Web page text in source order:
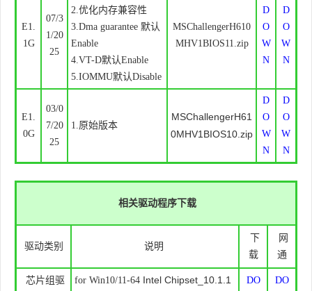
E1.
1G
07/3
1/20
25
2.优化内存兼容性
3.Dma guarantee 默认
Enable
4.VT-D默认Enable
5.IOMMU默认Disable
MSChallengerH610
MHV1BIOS11.zip
D
O
W
N
D
O
W
N
E1.
0G
03/0
7/20
25
1.原始版本
MSChallengerH61
0MHV1BIOS10.zip
D
O
W
N
D
O
W
N
相关驱动程序下载
驱动类别 说明
下
载
网
通
芯片组驱
for Win10/11-64 Intel Chipset_10.1.1
DO
DO